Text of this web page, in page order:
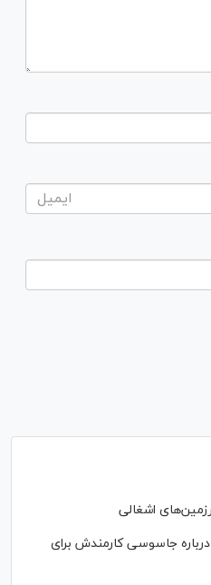
اشغالی
جاسوسی کارمندش برای